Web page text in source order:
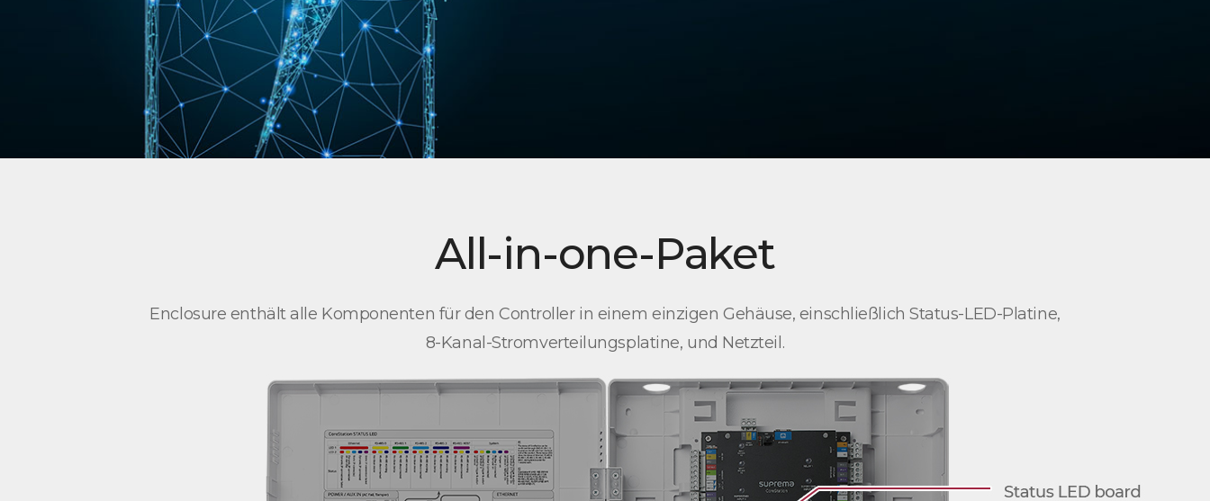
All-in-one-Paket
Enclosure enthält alle Komponenten für den Controller in einem einzigen Gehäuse, einschließlich Status-LED-Platine,
8-Kanal-Stromverteilungsplatine, und Netzteil.